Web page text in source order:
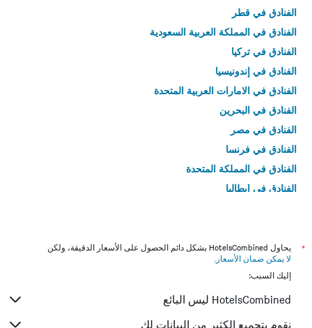
الفنادق في قطر
الفنادق في المملكة العربية السعودية
الفنادق في تركيا
الفنادق في إندونيسيا
الفنادق في الامارات العربية المتحدة
الفنادق في البحرين
الفنادق في مصر
الفنادق في فرنسا
الفنادق في المملكة المتحدة
الفنادق في إيطاليا
*
يحاول HotelsCombined بشكل دائم الحصول على الأسعار الدقيقة، ولكن
لا يمكن ضمان الأسعار .
إليك السبب:
HotelsCombined ليس البائع
نقوم بتجميع الكثير من البيانات لك